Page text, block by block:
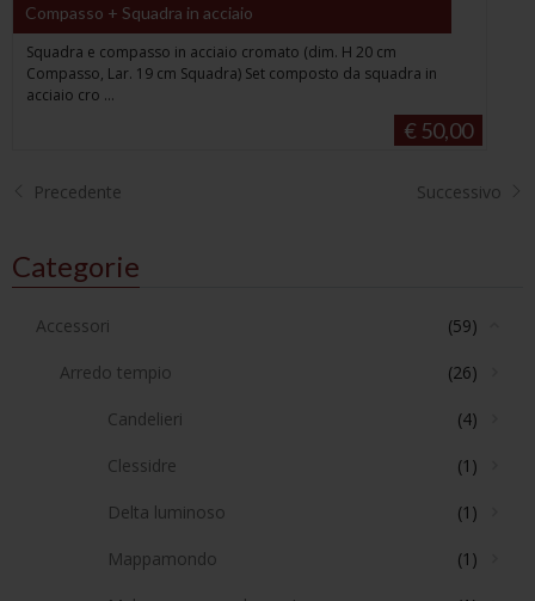
Compasso + Squadra in acciaio
Squadra e compasso in acciaio cromato (dim. H 20 cm
Compasso, Lar. 19 cm Squadra) Set composto da squadra in
acciaio cro ...
€ 50,00
Precedente Successivo
Categorie
Accessori (59)
Arredo tempio (26)
Candelieri (4)
Clessidre (1)
Delta luminoso (1)
Mappamondo (1)